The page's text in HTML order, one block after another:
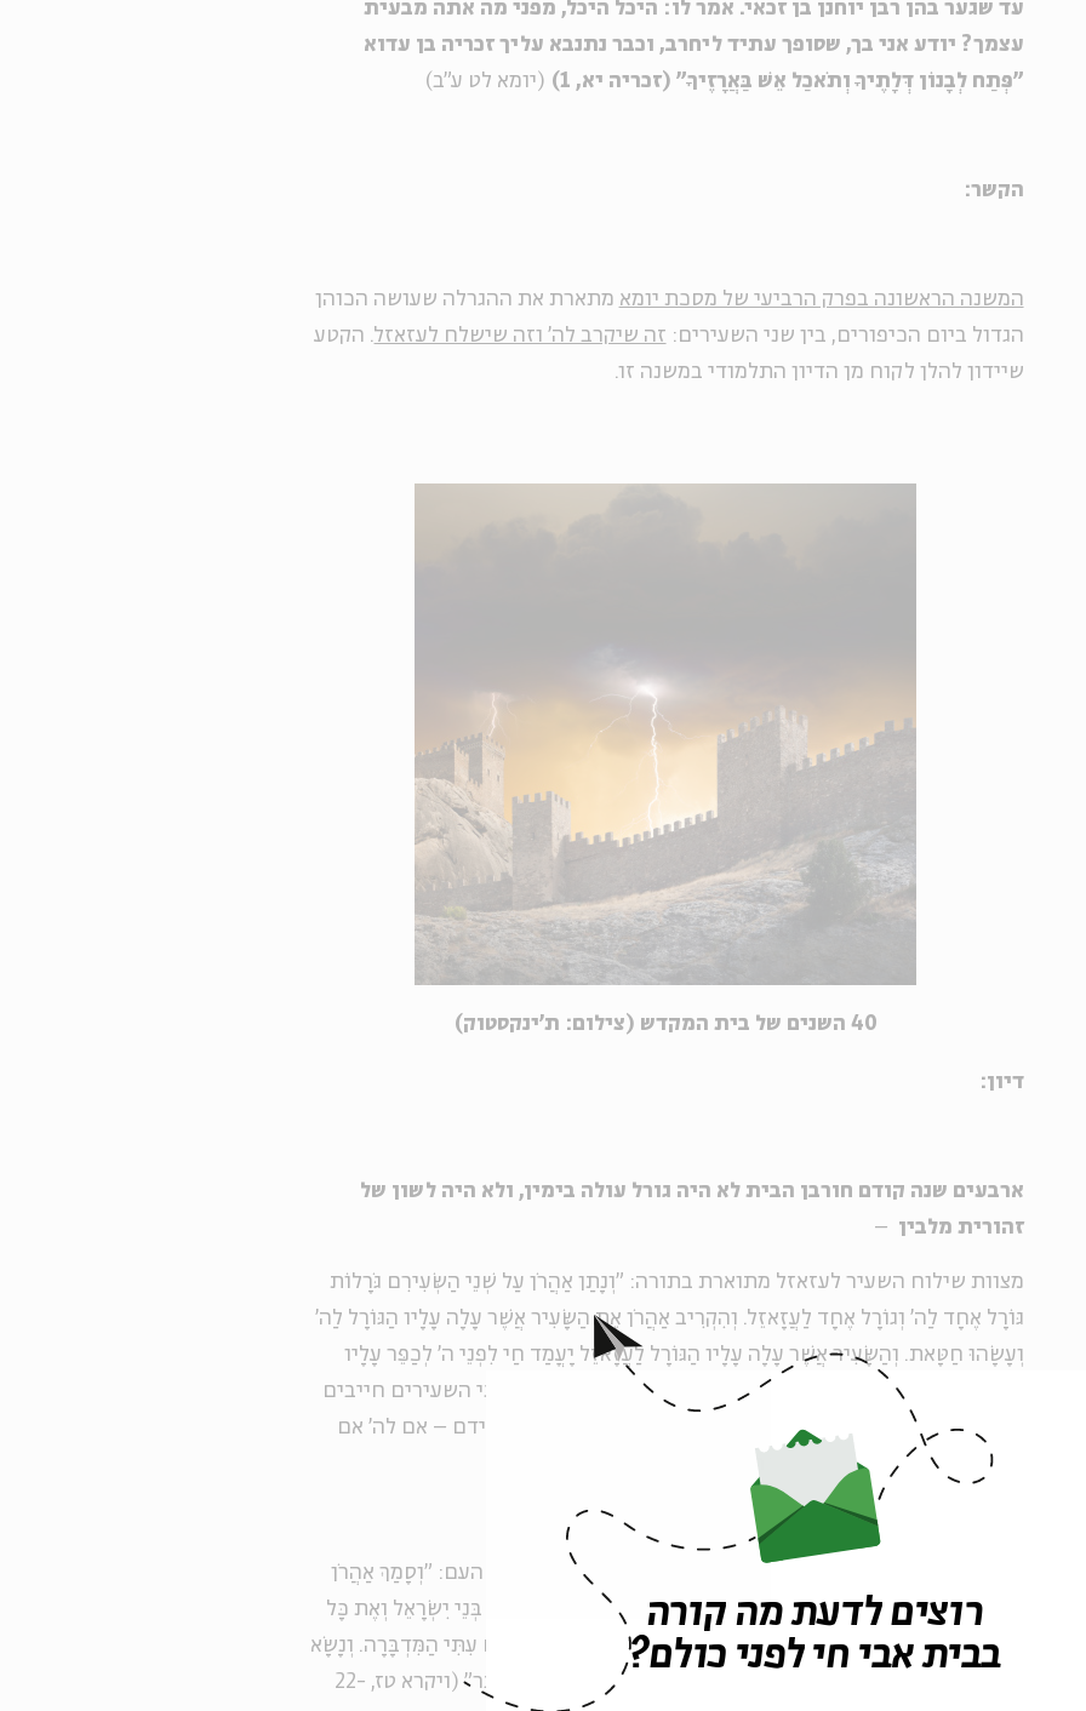
עד שגער בהן רבן יוחנן בן זכאי. אמר לו: היכל היכל, מפני מה אתה מבעית
עצמך? יודע אני בך, שסופך עתיד ליחרב, וכבר נתנבא עליך זכריה בן עדוא
"פְּתַח לְבָנוֹן דְּלָתֶיךָ וְתֹאכַל אֵשׁ בַּאֲרָזֶיךָ" (זכריה יא, 1)
(יומא לט ע"ב)
הקשר:
המשנה הראשונה בפרק הרביעי של מסכת יומא מתארת את ההגרלה שעושה הכוהן
הגדול ביום הכיפורים, בין שני השעירים: זה שיקרב לה' וזה שישלח לעזאזל. הקטע
שיידון להלן לקוח מן הדיון התלמודי במשנה זו.
40 השנים של בית המקדש (צילום: ת'ינקסטוק)
דיון:
ארבעים שנה קודם חורבן הבית לא היה גורל עולה בימין, ולא היה לשון של
זהורית מלבין –
מצוות שילוח השעיר לעזאזל מתוארת בתורה: "וְנָתַן אַהֲרֹן עַל שְׁנֵי הַשְּׂעִירִם גֹּרָלוֹת
גּוֹרָל אֶחָד לַה' וְגוֹרָל אֶחָד לַעֲזָאזֵל. וְהִקְרִיב אַהֲרֹן אֶת הַשָּׂעִיר אֲשֶׁר עָלָה עָלָיו הַגּוֹרָל לַה'
וְעָשָׂהוּ חַטָּאת. וְהַשָּׂעִיר אֲשֶׁר עָלָה עָלָיו הַגּוֹרָל לַעֲזָאזֵל יָעֳמַד חַי לִפְנֵי ה' לְכַפֵּר עָלָיו
לְשַׁלַּח אֹתוֹ לַעֲזָאזֵל הַמִּדְבָּרָה" (ויקרא טז, 10-7). לפי המשנה, שני השעירים חייבים
להיות שווים "במראה, בקומה ובדמים (מחיר)" (יומא ו, א), ועתידם – אם לה' אם
לעזאזל – נקבע אך ורק על-פי הגרלת הכוהן הגדול.
התורה מסבירה שהשעיר המשתלח למדבר נושא עמו את חטאי העם: "וְסָמַךְ אַהֲרֹן
אֶת שְׁתֵּי ידו יָדָיו עַל רֹאשׁ הַשָּׂעִיר הַחַי וְהִתְוַדָּה עָלָיו אֶת כָּל עֲוֹנֹת בְּנֵי יִשְׂרָאֵל וְאֶת כָּל
פִּשְׁעֵיהֶם לְכָל חַטֹּאתָם וְנָתַן אֹתָם עַל רֹאשׁ הַשָּׂעִיר וְשִׁלַּח בְּיַד אִישׁ עִתִּי הַמִּדְבָּרָה. וְנָשָׂא
הַשָּׂעִיר עָלָיו אֶת כָּל עֲוֹנֹתָם אֶל אֶרֶץ גְּזֵרָה וְשִׁלַּח אֶת הַשָּׂעִיר בַּמִּדְבָּר" (ויקרא טז, 22-
רוצים לדעת מה קורה
בבית אבי חי לפני כולם?